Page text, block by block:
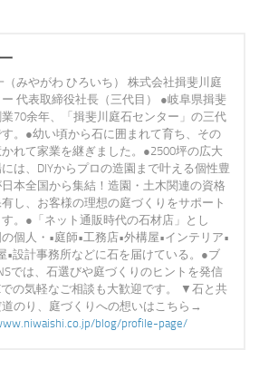
（みやがわ ひろいち） 株式会社揖斐川庭
代表取締役社長（三代目） ●岐阜県揖斐
業70余年、「揖斐川庭石センター」の三代
す。●幼い頃から石に囲まれて育ち、その
れて家業を継ぎました。●2500坪の広大
は、DIYからプロの造園まで叶える個性豊
本全国から集結！造園・土木関連の資格
し、お客様の理想の庭づくりをサポート
す。●「ネット通販時代の石材店」とし
個人・•庭師•工務店•外構屋•インテリア•
•設計事務所などに石を届けている。●ブ
では、石選びや庭づくりのヒントを発信
での気軽なご相談も大歓迎です。 ▼石と共
道のり、庭づくりへの想いはこちら→
blog/profile-page/